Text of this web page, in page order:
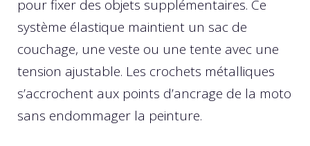
pour fixer des objets supplémentaires. Ce
système élastique maintient un sac de
couchage, une veste ou une tente avec une
tension ajustable. Les crochets métalliques
s’accrochent aux points d’ancrage de la moto
sans endommager la peinture.